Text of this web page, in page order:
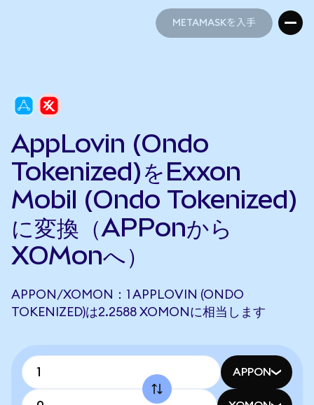
METAMASKを入手
AppLovin (Ondo
Tokenized)をExxon
Mobil (Ondo Tokenized)
に変換（APPonから
XOMonへ）
APPON/XOMON：1 APPLOVIN (ONDO
TOKENIZED)は2.2588 XOMONに相当します
APPON